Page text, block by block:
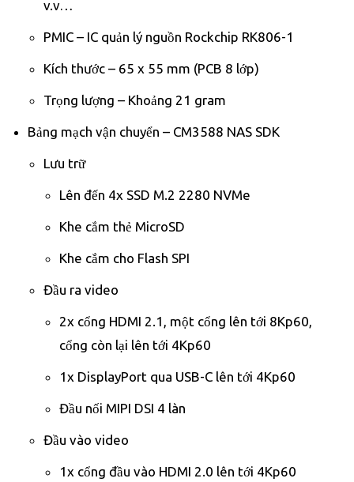
v.v…
PMIC – IC quản lý nguồn Rockchip RK806-1
Kích thước – 65 x 55 mm (PCB 8 lớp)
Trọng lượng – Khoảng 21 gram
Bảng mạch vận chuyển – CM3588 NAS SDK
Lưu trữ
Lên đến 4x SSD M.2 2280 NVMe
Khe cắm thẻ MicroSD
Khe cắm cho Flash SPI
Đầu ra video
2x cổng HDMI 2.1, một cổng lên tới 8Kp60,
cổng còn lại lên tới 4Kp60
1x DisplayPort qua USB-C lên tới 4Kp60
Đầu nối MIPI DSI 4 làn
Đầu vào video
1x cổng đầu vào HDMI 2.0 lên tới 4Kp60